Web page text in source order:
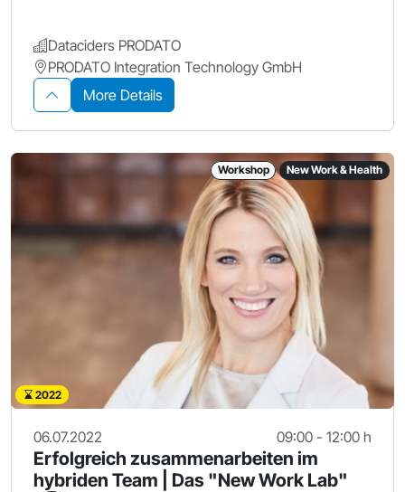
Dataciders PRODATO
PRODATO Integration Technology GmbH
More Details
Workshop New Work & Health
2022
06.07.2022 09:00 - 12:00 h
Erfolgreich zusammenarbeiten im
hybriden Team | Das "New Work Lab"